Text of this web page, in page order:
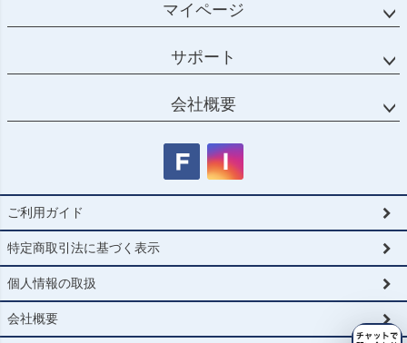
マイページ
サポート
会社概要
ご利用ガイド
特定商取引法に基づく表示
個人情報の取扱
会社概要